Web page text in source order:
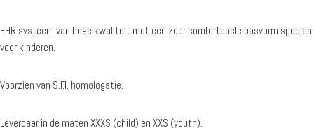
FHR systeem van hoge kwaliteit met een zeer comfortabele pasvorm speciaal
voor kinderen.
Voorzien van S.F.I. homologatie.
Leverbaar in de maten XXXS (child) en XXS (youth).